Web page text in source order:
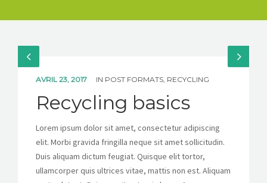
AVRIL 23, 2017 IN POST FORMATS, RECYCLING
Recycling basics
Lorem ipsum dolor sit amet, consectetur adipiscing
elit. Morbi gravida fringilla neque sit amet sollicitudin.
Duis aliquam dictum feugiat. Quisque elit tortor,
ullamcorper quis ultrices vitae, mattis non est. Aliquam